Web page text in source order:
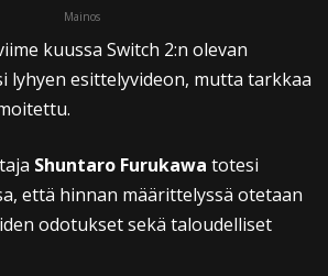
Mainos
kuussa Switch 2:n olevan
lyhyen esittelyvideon, mutta tarkkaa
Shuntaro Furukawa totesi
että hinnan määrittelyssä otetaan
odotukset sekä taloudelliset